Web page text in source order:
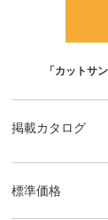
「カットサ
掲載カタログ
標準価格